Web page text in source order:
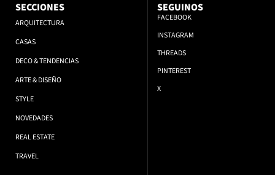
SECCIONES
ARQUITECTURA
CASAS
DECO & TENDENCIAS
ARTE & DISEÑO
STYLE
NOVEDADES
REAL ESTATE
TRAVEL
SEGUINOS
FACEBOOK
INSTAGRAM
THREADS
PINTEREST
X